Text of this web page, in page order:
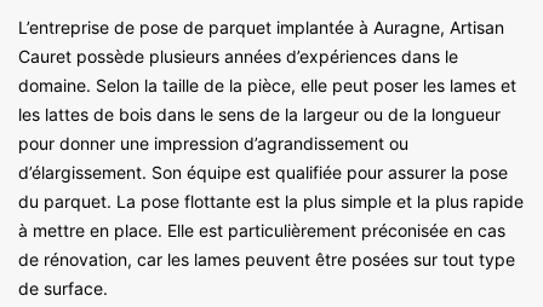
L’entreprise de pose de parquet implantée à Auragne, Artisan
Cauret possède plusieurs années d’expériences dans le
domaine. Selon la taille de la pièce, elle peut poser les lames et
les lattes de bois dans le sens de la largeur ou de la longueur
pour donner une impression d’agrandissement ou
d’élargissement. Son équipe est qualifiée pour assurer la pose
du parquet. La pose flottante est la plus simple et la plus rapide
à mettre en place. Elle est particulièrement préconisée en cas
de rénovation, car les lames peuvent être posées sur tout type
de surface.